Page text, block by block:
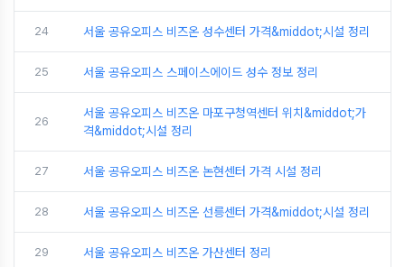
24 서울 공유오피스 비즈온 성수센터 가격&middot;시설 정리
25 서울 공유오피스 스페이스에이드 성수 정보 정리
26
서울 공유오피스 비즈온 마포구청역센터 위치&middot;가
격&middot;시설 정리
27 서울 공유오피스 비즈온 논현센터 가격 시설 정리
28 서울 공유오피스 비즈온 선릉센터 가격&middot;시설 정리
29 서울 공유오피스 비즈온 가산센터 정리